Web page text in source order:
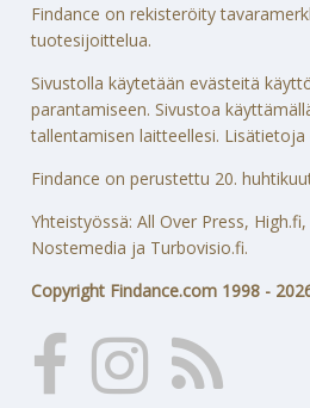
Findance on rekisteröity
tuotesijoittelua.
Sivustolla käytetään evästeitä
parantamiseen. Sivustoa
tallentamisen laitteellesi.
Findance on perustettu 20.
Yhteistyössä: All Over Press,
Nostemedia ja Turbovisio.fi.
Copyright Findance.com 1998 -